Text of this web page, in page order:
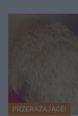
PRZERAŻAJĄCE!